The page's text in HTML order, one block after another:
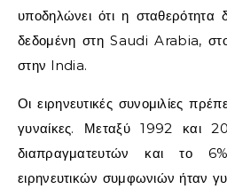
υποδηλώνει ότι η σταθερότητα
δεδομένη στηSaudi Arabia,
στην India.
Οι ειρηνευτικές συνομιλίες
γυναίκες. Μεταξύ 1992 και
διαπραγματευτών και το
ειρηνευτικών συμφωνιών ήταν